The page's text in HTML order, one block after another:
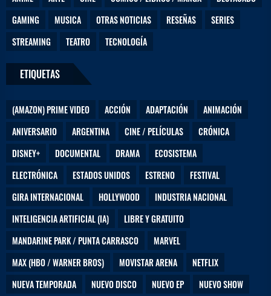
GAMING
MUSICA OTRAS NOTICIAS RESEÑAS
SERIES
STREAMING
TEATRO TECNOLOGÍA
ETIQUETAS
(AMAZON) PRIME VIDEO ACCIÓN ADAPTACIÓN
ANIMACIÓN
ANIVERSARIO
ARGENTINA CINE / PELÍCULAS
CRÓNICA
DISNEY+
DOCUMENTAL DRAMA
ECOSISTEMA
ELECTRÓNICA
ESTADOS UNIDOS ESTRENO
FESTIVAL
GIRA INTERNACIONAL
HOLLYWOOD
INDUSTRIA NACIONAL
INTELIGENCIA ARTIFICIAL (IA)
LIBRE Y GRATUITO
MANDARINE PARK / PUNTA CARRASCO
MARVEL
MAX (HBO / WARNER BROS)
MOVISTAR ARENA
NETFLIX
NUEVA TEMPORADA
NUEVO DISCO NUEVO EP
NUEVO SHOW